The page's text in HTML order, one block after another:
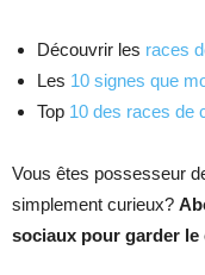
Découvrir les races
Les 10 signes que
Top 10 des races de
Vous êtes possesseur
simplement curieux?
sociaux pour garder le